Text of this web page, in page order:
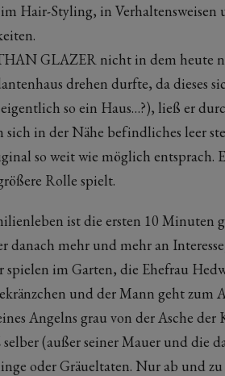
Hair-Styling, in Verhaltensweisen
GLAZER nicht in dem heute
drehen durfte, da dieses
so ein Haus…?), ließ er
in der Nähe befindliches leer
so weit wie möglich entsprach.
Rolle spielt.
ist die ersten 10 Minuten
danach mehr und mehr an
spielen im Garten, die Ehefrau
und der Mann geht zum
Angelns grau von der Asche
(außer seiner Mauer und die
oder Gräueltaten. Nur ab und